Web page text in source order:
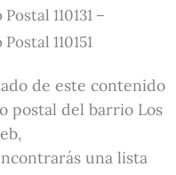
110131 –
110151
de este contenido
postal del barrio Los
una lista